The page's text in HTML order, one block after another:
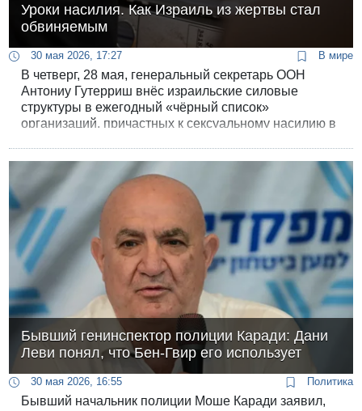
Уроки насилия. Как Израиль из жертвы стал
обвиняемым
30 мая 2026, 17:27 В мире
В четверг, 28 мая, генеральный секретарь ООН
Антониу Гутерриш внёс израильские силовые
структуры в ежегодный «чёрный список»
организаций, причастных к сексуальному насилию в
Бывший генинспектор полиции Каради: Дани
Леви понял, что Бен-Гвир его использует
30 мая 2026, 16:55 Политика
Бывший начальник полиции Моше Каради заявил,